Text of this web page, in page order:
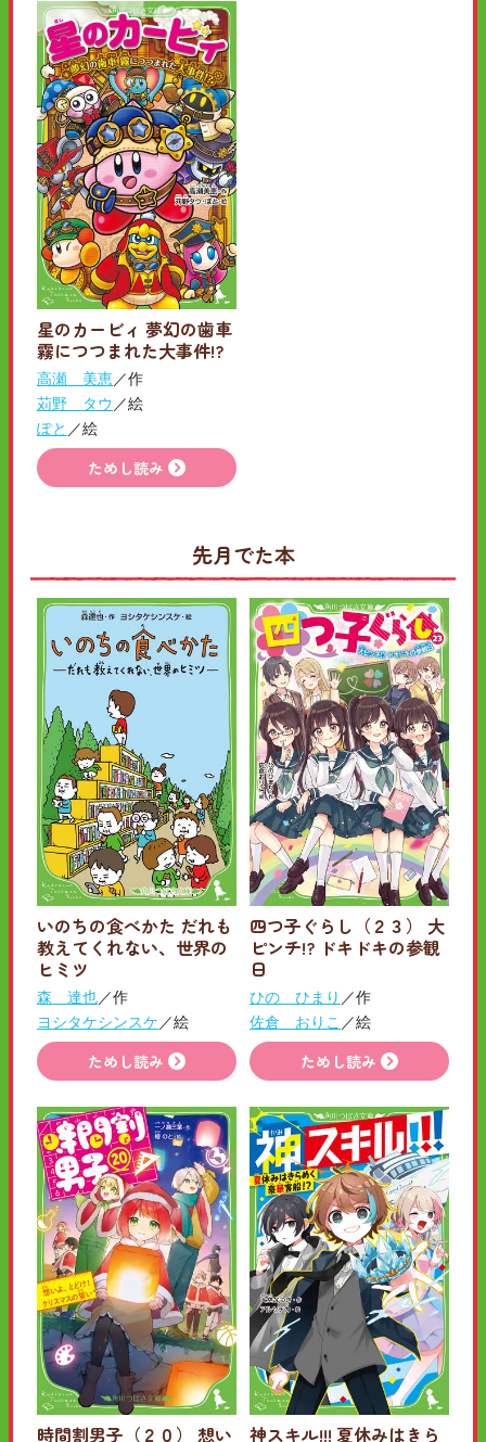
星のカービィ 夢幻の歯車
霧につつまれた大事件!?
高瀬 美恵／作
苅野 タウ ／絵
ぽと ／絵
ためし読み
先月でた本
いのちの食べかた だれも
教えてくれない、世界の
ヒミツ
森 達也／作
ヨシタケシンスケ ／絵
ためし読み
四つ子ぐらし（２３） 大
ピンチ!? ドキドキの参観
日
ひの ひまり ／作
佐倉 おりこ ／絵
ためし読み
時間割男子（２０） 想い
神スキル!!! 夏休みはきら